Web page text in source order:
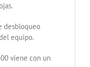
desbloqueo
equipo.
viene con un